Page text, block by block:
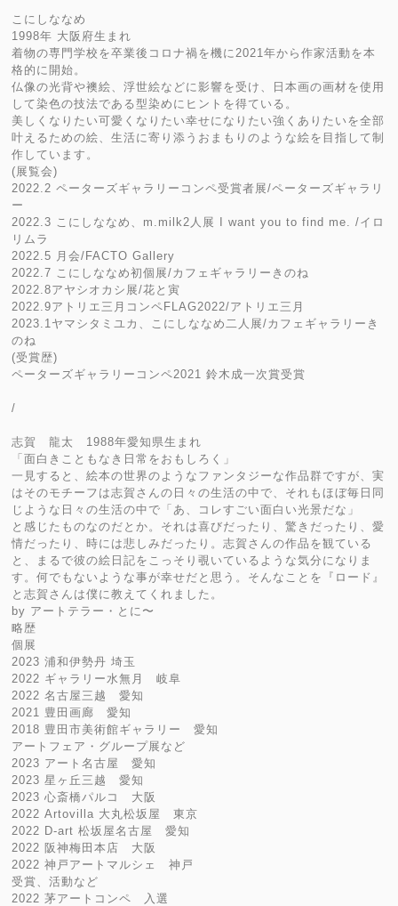
こにしななめ
1998年 大阪府生まれ
着物の専門学校を卒業後コロナ禍を機に2021年から作家活動を本
格的に開始。
仏像の光背や襖絵、浮世絵などに影響を受け、日本画の画材を使用
して染色の技法である型染めにヒントを得ている。
美しくなりたい可愛くなりたい幸せになりたい強くありたいを全部
叶えるための絵、生活に寄り添うおまもりのような絵を目指して制
作しています。
(展覧会)
2022.2 ペーターズギャラリーコンペ受賞者展/ペーターズギャラリ
ー
2022.3 こにしななめ、m.milk2人展 I want you to find me. /イロ
リムラ
2022.5 月会/FACTO Gallery
2022.7 こにしななめ初個展/カフェギャラリーきのね
2022.8アヤシオカシ展/花と寅
2022.9アトリエ三月コンペFLAG2022/アトリエ三月
2023.1ヤマシタミユカ、こにしななめ二人展/カフェギャラリーき
のね
(受賞歴)
ペーターズギャラリーコンペ2021 鈴木成一次賞受賞
/
志賀 龍太 1988年愛知県生まれ
「面白きこともなき日常をおもしろく」
一見すると、絵本の世界のようなファンタジーな作品群ですが、実
はそのモチーフは志賀さんの日々の生活の中で、それもほぼ毎日同
じような日々の生活の中で「あ、コレすごい面白い光景だな」
と感じたものなのだとか。それは喜びだったり、驚きだったり、愛
情だったり、時には悲しみだったり。志賀さんの作品を観ている
と、まるで彼の絵日記をこっそり覗いているような気分になりま
す。何でもないような事が幸せだと思う。そんなことを『ロード』
と志賀さんは僕に教えてくれました。
by アートテラー・とに〜
略歴
個展
2023 浦和伊勢丹 埼玉
2022 ギャラリー水無月 岐阜
2022 名古屋三越 愛知
2021 豊田画廊 愛知
2018 豊田市美術館ギャラリー 愛知
アートフェア・グループ展など
2023 アート名古屋 愛知
2023 星ヶ丘三越 愛知
2023 心斎橋パルコ 大阪
2022 Artovilla 大丸松坂屋 東京
2022 D-art 松坂屋名古屋 愛知
2022 阪神梅田本店 大阪
2022 神戸アートマルシェ 神戸
受賞、活動など
2022 茅アートコンペ 入選